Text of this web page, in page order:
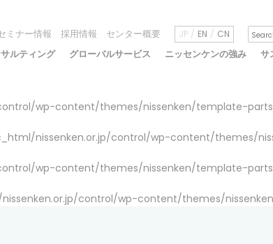
ミナー情報 採用情報 センター概要 JP EN CN
ルティング グローバルサービス ニッセンケンの強み サ
wp-content/themes/nissenken/template-
nissenken.or.jp/control/wp-content/themes/
wp-content/themes/nissenken/template-
control/wp-content/themes/